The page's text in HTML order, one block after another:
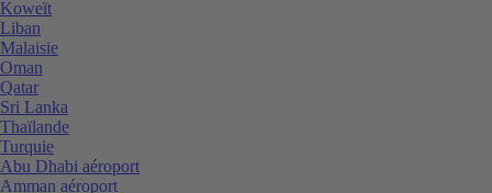
Koweït
Liban
Malaisie
Oman
Qatar
Sri Lanka
Thaïlande
Turquie
Abu Dhabi aéroport
Amman aéroport